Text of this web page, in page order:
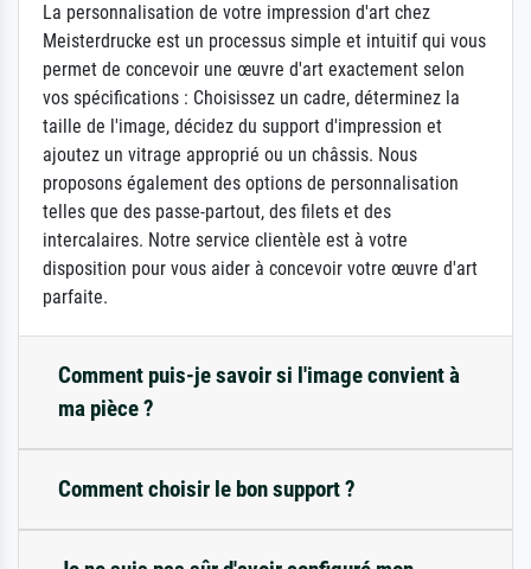
La personnalisation de votre impression d'art chez
Meisterdrucke est un processus simple et intuitif qui vous
permet de concevoir une œuvre d'art exactement selon
vos spécifications : Choisissez un cadre, déterminez la
taille de l'image, décidez du support d'impression et
ajoutez un vitrage approprié ou un châssis. Nous
proposons également des options de personnalisation
telles que des passe-partout, des filets et des
intercalaires. Notre service clientèle est à votre
disposition pour vous aider à concevoir votre œuvre d'art
parfaite.
Comment puis-je savoir si l'image convient à
ma pièce ?
Comment choisir le bon support ?